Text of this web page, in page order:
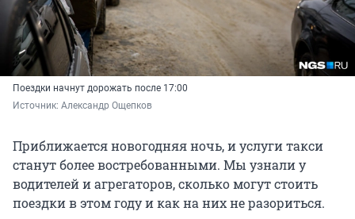
Поездки начнут дорожать после 17:00
Источник: Александр Ощепков
Приближается новогодняя ночь, и услуги такси
станут более востребованными. Мы узнали у
водителей и агрегаторов, сколько могут стоить
поездки в этом году и как на них не разориться.